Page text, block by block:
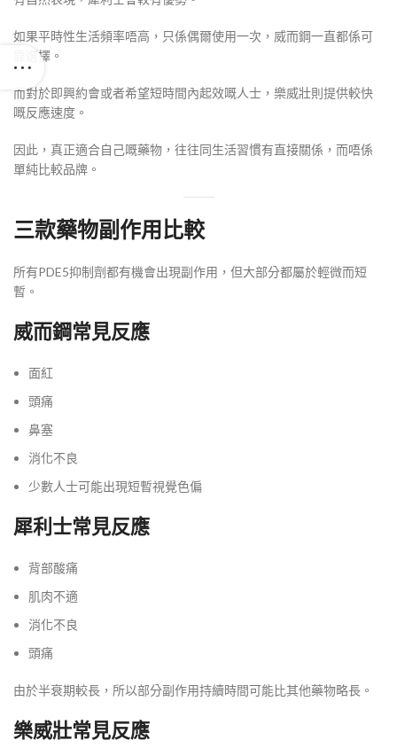
如果平時性生活頻率唔高，只係偶爾使用一次，威而鋼一直都係可
靠選擇。
而對於即興約會或者希望短時間內起效嘅人士，樂威壯則提供較快
嘅反應速度。
因此，真正適合自己嘅藥物，往往同生活習慣有直接關係，而唔係
單純比較品牌。
三款藥物副作用比較
所有PDE5抑制劑都有機會出現副作用，但大部分都屬於輕微而短
暫。
威而鋼常見反應
面紅
頭痛
鼻塞
消化不良
少數人士可能出現短暫視覺色偏
犀利士常見反應
背部酸痛
肌肉不適
消化不良
頭痛
由於半衰期較長，所以部分副作用持續時間可能比其他藥物略長。
樂威壯常見反應